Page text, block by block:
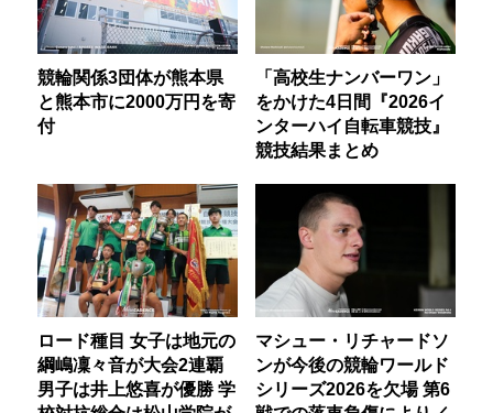
競輪関係3団体が熊本県
と熊本市に2000万円を寄
付
「高校生ナンバーワン」
をかけた4日間『2026イ
ンターハイ自転車競技』
競技結果まとめ
ロード種目 女子は地元の
綱嶋凜々音が大会2連覇
男子は井上悠喜が優勝 学
マシュー・リチャードソ
ンが今後の競輪ワールド
シリーズ2026を欠場 第6